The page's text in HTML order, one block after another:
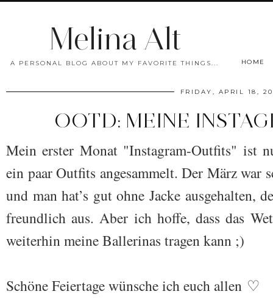
Melina Alt
A PERSONAL BLOG ABOUT MY FAVORITE THINGS... HOME
FRIDAY, APRIL 18,
OOTD: MEINE
Mein erster Monat "Instagram-Outfits" ist
ein paar Outfits angesammelt. Der März war
und man hat’s gut ohne Jacke
freundlich aus. Aber ich hoffe, dass das
weiterhin meine Ballerinas tragen kann ;)
Schöne Feiertage wünsche ich euch allen ♡